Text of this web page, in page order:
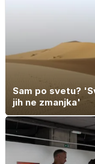
Sam po svetu?
jih ne zmanjka'